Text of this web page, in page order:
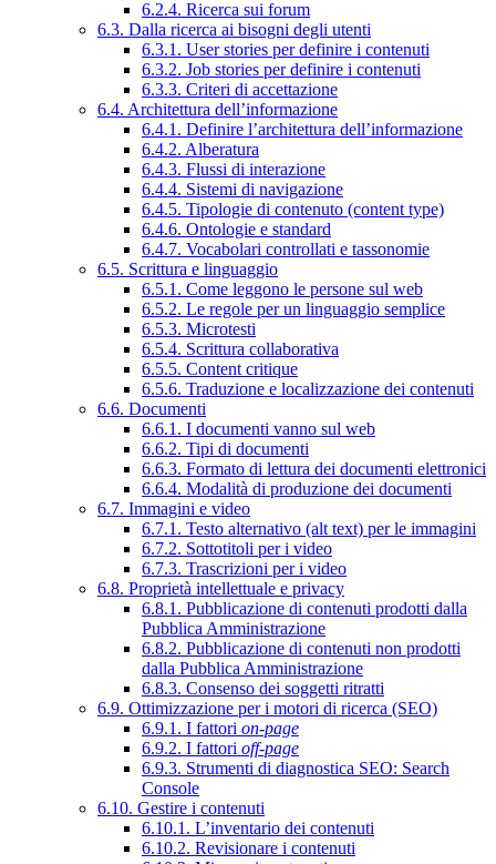
6.2.4. Ricerca sui forum
6.3. Dalla ricerca ai bisogni degli utenti
6.3.1. User stories per definire i contenuti
6.3.2. Job stories per definire i contenuti
6.3.3. Criteri di accettazione
6.4. Architettura dell’informazione
6.4.1. Definire l’architettura dell’informazione
6.4.2. Alberatura
6.4.3. Flussi di interazione
6.4.4. Sistemi di navigazione
6.4.5. Tipologie di contenuto (content type)
6.4.6. Ontologie e standard
6.4.7. Vocabolari controllati e tassonomie
6.5. Scrittura e linguaggio
6.5.1. Come leggono le persone sul web
6.5.2. Le regole per un linguaggio semplice
6.5.3. Microtesti
6.5.4. Scrittura collaborativa
6.5.5. Content critique
6.5.6. Traduzione e localizzazione dei contenuti
6.6. Documenti
6.6.1. I documenti vanno sul web
6.6.2. Tipi di documenti
6.6.3. Formato di lettura dei documenti elettronici
6.6.4. Modalità di produzione dei documenti
6.7. Immagini e video
6.7.1. Testo alternativo (alt text) per le immagini
6.7.2. Sottotitoli per i video
6.7.3. Trascrizioni per i video
6.8. Proprietà intellettuale e privacy
6.8.1. Pubblicazione di contenuti prodotti dalla
Pubblica Amministrazione
6.8.2. Pubblicazione di contenuti non prodotti
dalla Pubblica Amministrazione
6.8.3. Consenso dei soggetti ritratti
6.9. Ottimizzazione per i motori di ricerca (SEO)
6.9.1. I fattori on-page
6.9.2. I fattori off-page
6.9.3. Strumenti di diagnostica SEO: Search
Console
6.10. Gestire i contenuti
6.10.1. L’inventario dei contenuti
6.10.2. Revisionare i contenuti